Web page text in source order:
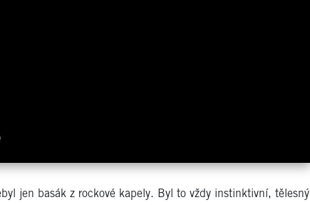
jen basák z rockové kapely. Byl to vždy instinktivní, tělesný